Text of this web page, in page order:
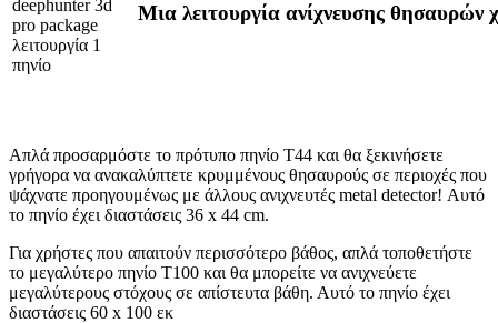
Μια λειτουργία ανίχνευσης θησαυρών
Απλά προσαρμόστε το πρότυπο πηνίο Τ44 και θα ξεκινήσετε
γρήγορα να ανακαλύπτετε κρυμμένους θησαυρούς σε περιοχές που
ψάχνατε προηγουμένως με άλλους ανιχνευτές metal detector! Αυτό
το πηνίο έχει διαστάσεις 36 x 44 cm.
Για χρήστες που απαιτούν περισσότερο βάθος, απλά τοποθετήστε
το μεγαλύτερο πηνίο Τ100 και θα μπορείτε να ανιχνεύετε
μεγαλύτερους στόχους σε απίστευτα βάθη. Αυτό το πηνίο έχει
διαστάσεις 60 x 100 εκ